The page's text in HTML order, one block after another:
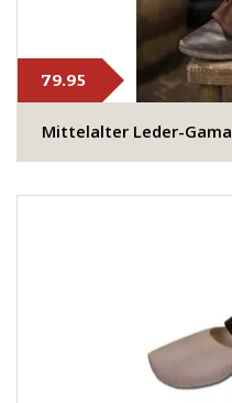
79.95
Mittelalter Leder-